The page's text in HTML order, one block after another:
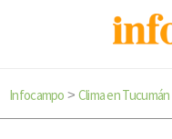
Infocampo > Clima en Tucumán